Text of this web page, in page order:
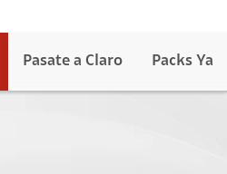
Pasate a Claro Packs Ya